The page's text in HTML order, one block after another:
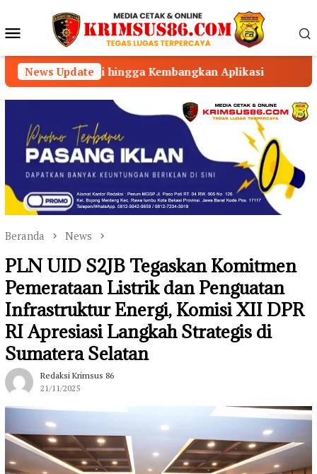
konten Menu
Mobile
News Update
Kembangkan Aplikasi 116 Personel Tiba di
Beranda News
PLN UID S2JB Tegaskan Komitmen
Pemerataan Listrik dan Penguatan
Infrastruktur Energi, Komisi XII DPR
RI Apresiasi Langkah Strategis di
Sumatera Selatan
Redaksi Krimsus 86
21/11/2025